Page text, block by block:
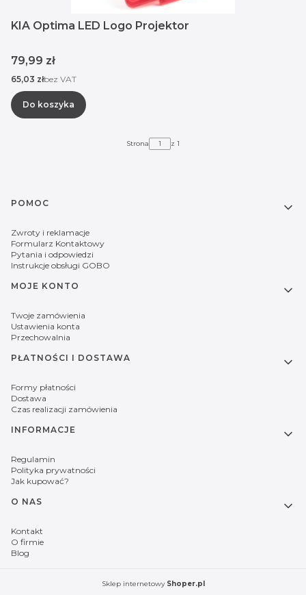
KIA Optima LED Logo Projektor
Cena
79,99 zł
Cena
65,03 złbez VAT
Do koszyka
Strona z 1
Linki w stopce
POMOC
Zwroty i reklamacje
Formularz Kontaktowy
Pytania i odpowiedzi
Instrukcje obsługi GOBO
MOJE KONTO
Twoje zamówienia
Ustawienia konta
Przechowalnia
PŁATNOŚCI I DOSTAWA
Formy płatności
Dostawa
Czas realizacji zamówienia
INFORMACJE
Regulamin
Polityka prywatności
Jak kupować?
O NAS
Kontakt
O firmie
Blog
Sklep internetowy Shoper.pl